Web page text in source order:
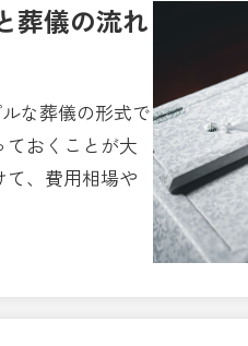
葬儀の流れ
な葬儀の形式で
おくことが大
、費用相場や